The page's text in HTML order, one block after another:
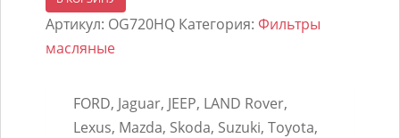
товара
Фильтр
Артикул: OG720HQ Категория: Фильтры
масляные
FORD, Jaguar, JEEP, LAND Rover,
Lexus, Mazda, Skoda, Suzuki, Toyota,